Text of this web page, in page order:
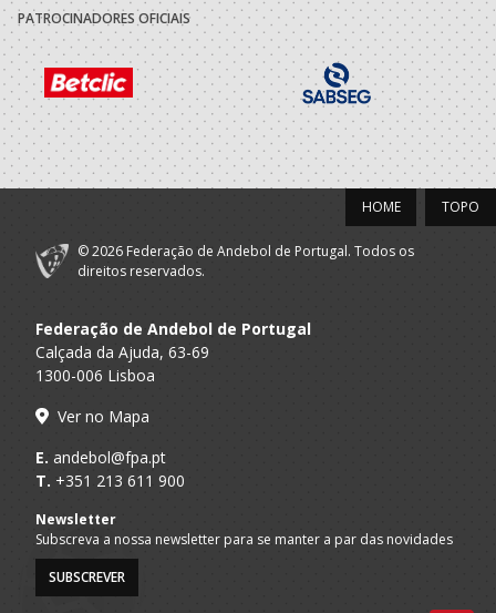
PATROCINADORES OFICIAIS
TOPO
HOME
© 2026 Federação de Andebol de Portugal. Todos os
direitos reservados.
Federação de Andebol de Portugal
Calçada da Ajuda, 63-69
1300-006 Lisboa
Ver no Mapa
E. andebol@fpa.pt
T. +351 213 611 900
Newsletter
Subscreva a nossa newsletter para se manter a par das novidades
SUBSCREVER